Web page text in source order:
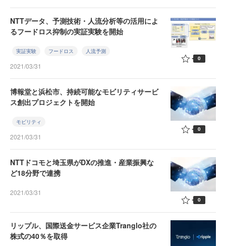
NTTデータ、予測技術・人流分析等の活用によ
るフードロス抑制の実証実験を開始
実証実験 フードロス 人流予測
2021/03/31
0
博報堂と浜松市、持続可能なモビリティサービ
ス創出プロジェクトを開始
モビリティ
2021/03/31
0
NTTドコモと埼玉県がDXの推進・産業振興な
ど18分野で連携
2021/03/31
0
リップル、国際送金サービス企業Tranglo社の
株式の40％を取得